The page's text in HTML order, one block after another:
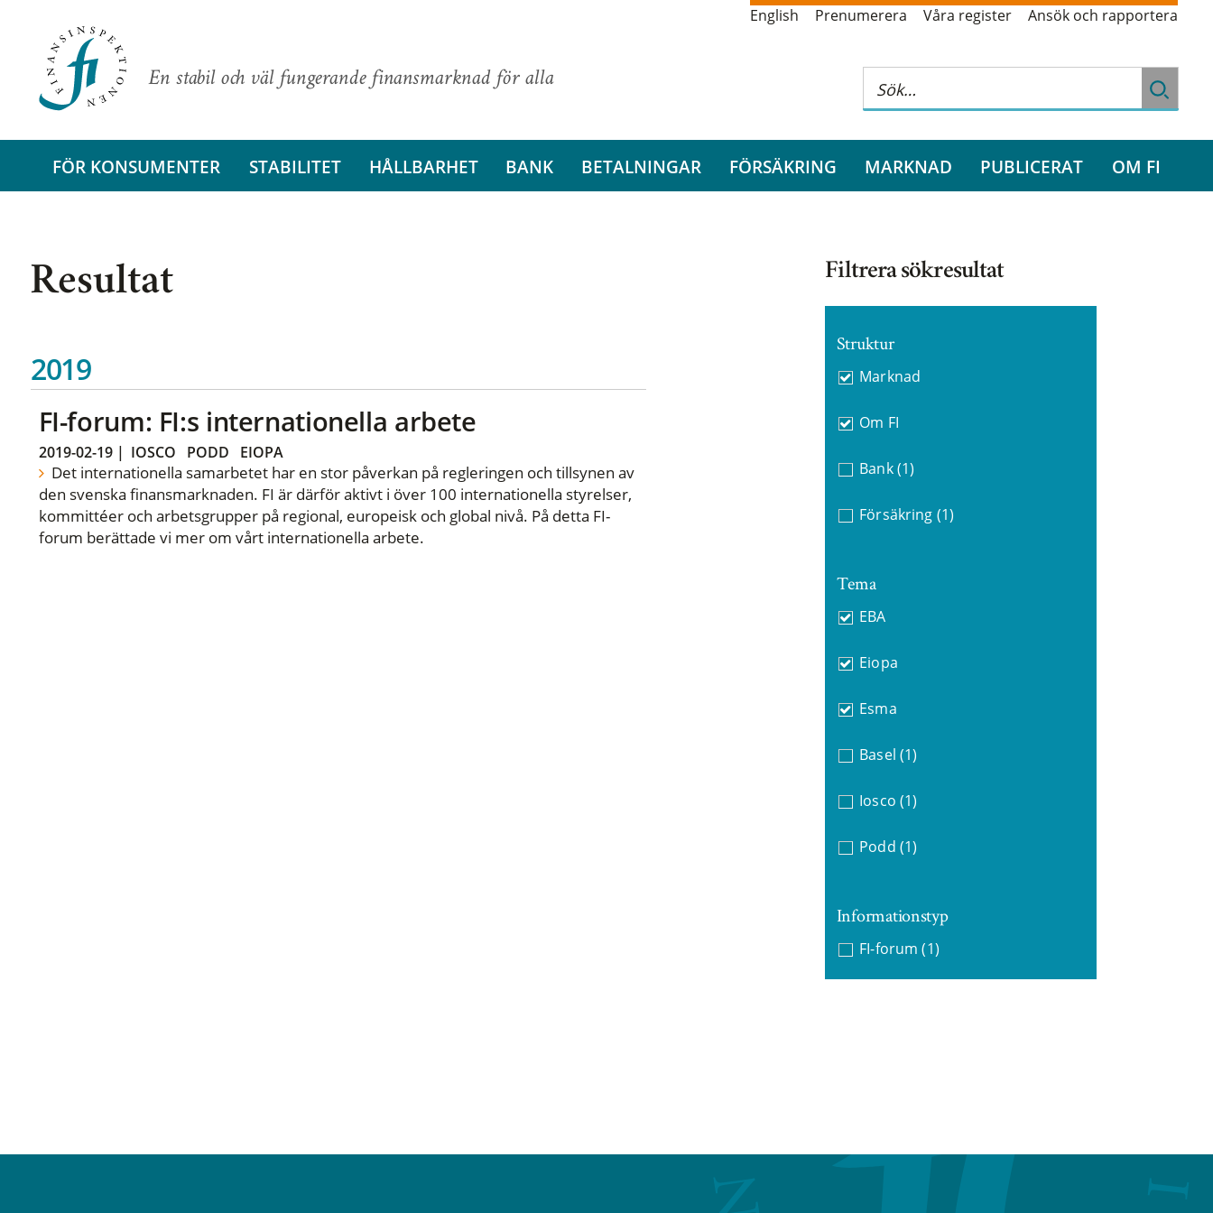
En stabil och väl fungerande finansmarknad för alla
English Prenumerera Våra register Ansök och rapportera
FÖR KONSUMENTER STABILITET HÅLLBARHET BANK BETALNINGAR FÖRSÄKRING MARKNAD PUBLICERAT OM FI
Resultat
2019
FI-forum: FI:s internationella arbete
2019-02-19| IOSCO PODD EIOPA
Det internationella samarbetet har en stor påverkan på regleringen och tillsynen av
den svenska finansmarknaden. FI är därför aktivt i över 100 internationella styrelser,
kommittéer och arbetsgrupper på regional, europeisk och global nivå. På detta FI-
forum berättade vi mer om vårt internationella arbete.
Filtrera sökresultat
Struktur
Marknad
Om FI
Bank (1)
Försäkring (1)
Tema
EBA
Eiopa
Esma
Basel (1)
Iosco (1)
Podd (1)
Informationstyp
FI-forum (1)